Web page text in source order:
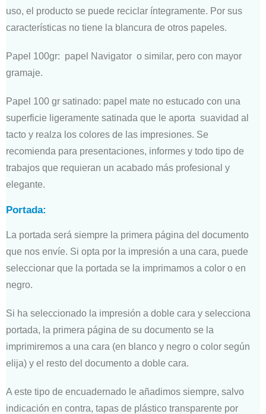
uso, el producto se puede reciclar íntegramente. Por sus
características no tiene la blancura de otros papeles.
Papel 100gr: papel Navigator o similar, pero con mayor
gramaje.
Papel 100 gr satinado: papel mate no estucado con una
superficie ligeramente satinada que le aporta suavidad al
tacto y realza los colores de las impresiones. Se
recomienda para presentaciones, informes y todo tipo de
trabajos que requieran un acabado más profesional y
elegante.
Portada:
La portada será siempre la primera página del documento
que nos envíe. Si opta por la impresión a una cara, puede
seleccionar que la portada se la imprimamos a color o en
negro.
Si ha seleccionado la impresión a doble cara y selecciona
portada, la primera página de su documento se la
imprimiremos a una cara (en blanco y negro o color según
elija) y el resto del documento a doble cara.
A este tipo de encuadernado le añadimos siempre, salvo
indicación en contra, tapas de plástico transparente por